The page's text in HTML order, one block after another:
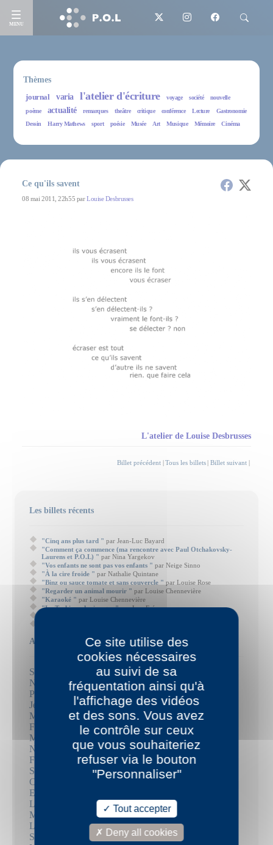
MENU
Thèmes
journal
varia l'atelier d'écriture voyage société
nouvelle
poème
actualité remarques theâtre critique conférence Lecture
Gastronomie
Dessin
Harry Mathews sport poésie Musée Art Musique Mémoire Cinéma
Ce qu'ils savent
08 mai 2011, 22h55 parLouise Desbrusses
L'atelier de Louise Desbrusses
Billet précédent |Tous les billets | Billet suivant |
Les billets récents
"Cinq ans plus tard " par Jean-Luc Bayard
"Comment ça commence (ma rencontre avec Paul Otchakovsky-
Laurens et P.O.L) " par Nina Yargekov
"Vos enfants ne sont pas vos enfants " par Neige Sinno
"À la cire froide " par Nathalie Quintane
"Binz ou sauce tomate et sans couvercle " par Louise Rose
"Regarder un animal mourir " par Louise Chennevière
"Karaoké " par Louise Chennevière
"La Trahison des images "par Jean Frémon
Auteurs
Santiago H. Amigorena
Nathalie Azoulai
Pierric Bailly
Jean-Luc Bayard
Mathieu Bermann
Frédérique Berthet
Mika Biermann
Nicolas Bouyssi
Frédéric Boyer
Sébastien Brebel
Christophe Carpentier
Emmanuel Carrère
Louise Chennevière
Marie Darrieussecq
Louise Desbrusses
Suzanne Doppelt
Ce site utilise des
cookies nécessaires
au suivi de sa
fréquentation ainsi qu'à
l'affichage des vidéos
et des sons. Vous avez
le contrôle sur ceux
que vous souhaiteriez
refuser via le bouton
"Personnaliser"
Tout accepter
Deny all cookies